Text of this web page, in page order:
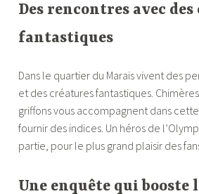
Des rencontres avec
fantastiques
Dans le quartier du Marais vivent des
et des créatures fantastiques.
griffons vous accompagnent dans
fournir des indices. Un héros de
partie, pour le plus grand plaisir des
Une enquête qui